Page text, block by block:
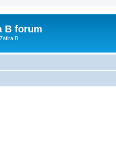
B forum
B